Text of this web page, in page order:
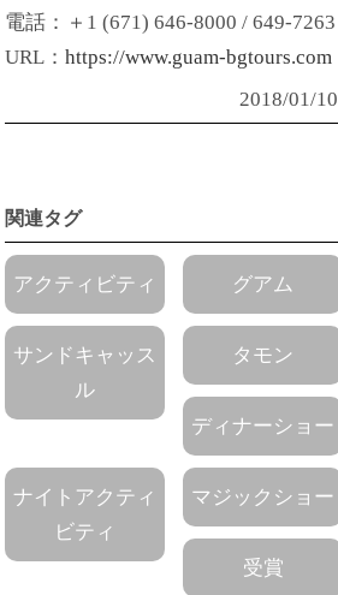
電話：＋1 (671) 646-8000 / 649-7263
URL：https://www.guam-bgtours.com
2018/01/10
関連タグ
アクティビティ グアム
サンドキャッス
ル
タモン
ディナーショー
ナイトアクティ
ビティ
マジックショー
受賞